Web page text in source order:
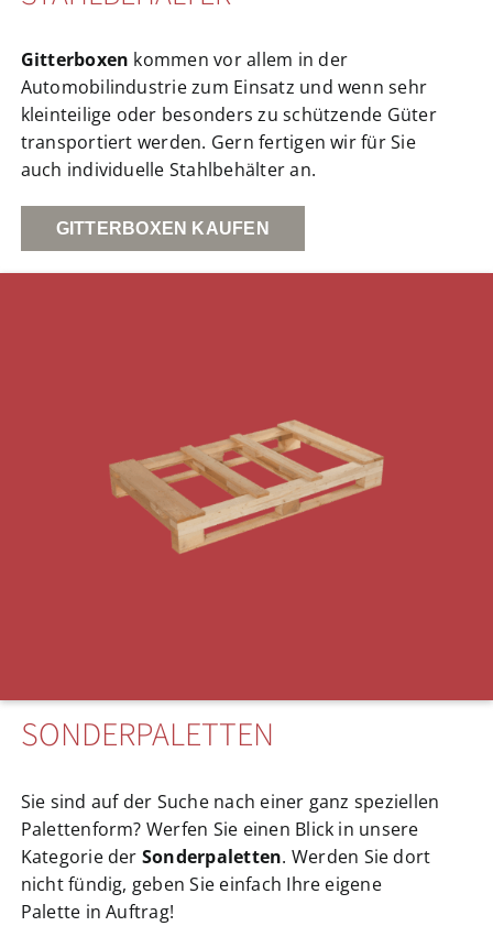
Gitterboxen kommen vor allem in der
Automobilindustrie zum Einsatz und wenn sehr
kleinteilige oder besonders zu schützende Güter
transportiert werden. Gern fertigen wir für Sie
auch individuelle Stahlbehälter an.
GITTERBOXEN KAUFEN
SONDERPALETTEN
Sie sind auf der Suche nach einer ganz speziellen
Palettenform? Werfen Sie einen Blick in unsere
Kategorie der Sonderpaletten. Werden Sie dort
nicht fündig, geben Sie einfach Ihre eigene
Palette in Auftrag!